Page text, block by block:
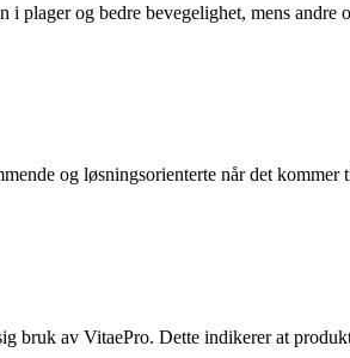
plager og bedre bevegelighet, mens andre
og løsningsorienterte når det kommer
bruk av VitaePro. Dette indikerer at